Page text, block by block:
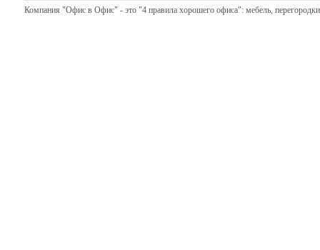
Компания "Офис в Офис" - это "4 правила хорошего офиса": мебель,